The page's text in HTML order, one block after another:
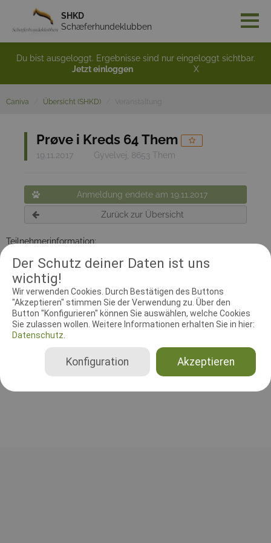
Der Schutz deiner Daten ist uns
wichtig!
Wir verwenden Cookies. Durch Bestätigen des Buttons
"Akzeptieren" stimmen Sie der Verwendung zu. Über den
Button "Konfigurieren" können Sie auswählen, welche Cookies
Sie zulassen wollen. Weitere Informationen erhalten Sie in hier:
Datenschutz.
Akzeptieren
Konfiguration
SHKD
Schæferhundeklubben
Du bist ausgeloggt. Ergebnisse sind nur eingeloggt sichtbar.
Jetzt einloggen
X
Caniva Übersicht (SHKD)
Prøve i Kreds 64 Them
19.11.2017 Gyvelvej, 8653 Them
Anmeldung endete am 19.11.2017
Zurück zur Übersicht
Teilnehmerinformation:
RICHTER UND HELFER
Vivi Gilsager
Dänemark